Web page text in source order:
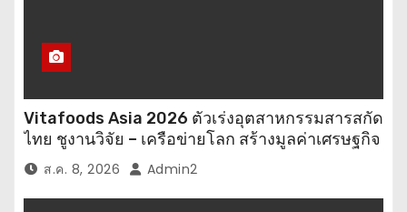
Vitafoods Asia 2026 ตัวเร่งอุตสาหกรรมสารสกัด
ไทย ชูงานวิจัย – เครือข่ายโลก สร้างมูลค่าเศรษฐกิจ
ใหม่ ขานรับตลาดโภชนาการสุขภาพโลกโตทะลุ
ล้านล้านดอลลาร์
ส.ค. 8, 2026 Admin2